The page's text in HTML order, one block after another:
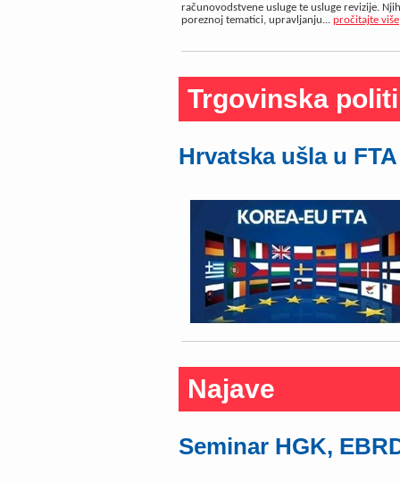
računovodstvene usluge te usluge revizije.
poreznoj tematici, upravljanju... pročitajte više
Trgovinska
Hrvatska ušla u
Najave
Seminar HGK,